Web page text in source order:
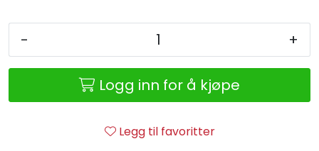
- +
Logg inn for å kjøpe
Legg til favoritter
Retur/reklamasjon